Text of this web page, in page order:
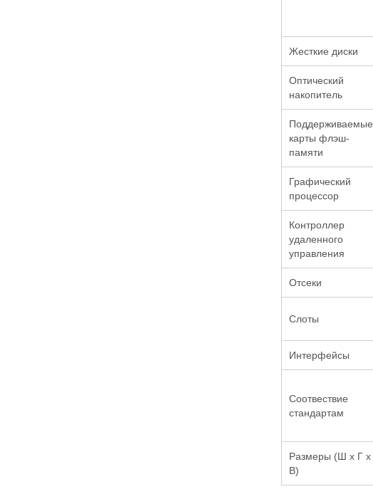
Жесткие диски
Оптический
накопитель
Поддерживаемые
карты флэш-
памяти
Графический
процессор
Контроллер
удаленного
управления
Отсеки
Слоты
Интерфейсы
Соотвествие
стандартам
Размеры (Ш х Г х
В)